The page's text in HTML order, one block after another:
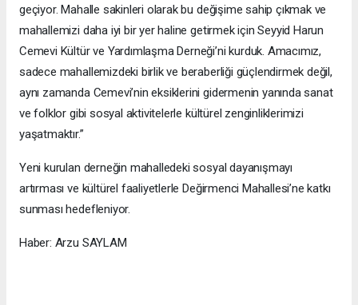
geçiyor. Mahalle sakinleri olarak bu değişime sahip çıkmak ve
mahallemizi daha iyi bir yer haline getirmek için Seyyid Harun
Cemevi Kültür ve Yardımlaşma Derneği’ni kurduk. Amacımız,
sadece mahallemizdeki birlik ve beraberliği güçlendirmek değil,
aynı zamanda Cemevi’nin eksiklerini gidermenin yanında sanat
ve folklor gibi sosyal aktivitelerle kültürel zenginliklerimizi
yaşatmaktır.”
Yeni kurulan derneğin mahalledeki sosyal dayanışmayı
artırması ve kültürel faaliyetlerle Değirmenci Mahallesi’ne katkı
sunması hedefleniyor.
Haber: Arzu SAYLAM